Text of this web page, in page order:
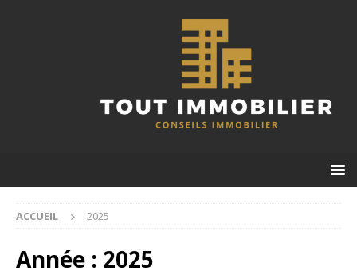
ACCUEIL 2025
Année : 2025